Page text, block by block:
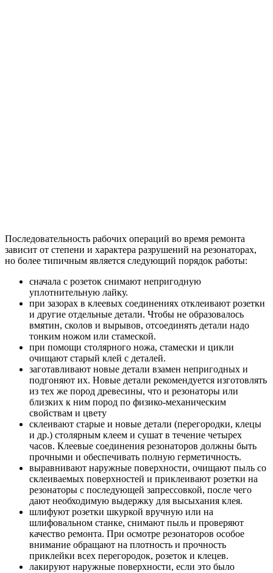
Последовательность рабочих операций во время ремонта
зависит от степени и характера разрушений на резонаторах,
но более типичным является следующий порядок работы:
сначала с розеток снимают непригодную
уплотнительную лайку.
при зазорах в клеевых соединениях отклеивают розетки
и другие отдельные детали. Чтобы не образовалось
вмятин, сколов и вырывов, отсоединять детали надо
тонким ножом или стамеской.
при помощи столярного ножа, стамески и цикли
очищают старый клей c деталей.
заготавливают новые детали взамен непригодных и
подгоняют их. Новые детали рекомендуется изготовлять
из тех же пород древесины, что и резонаторы или
близких к ним пород по физико-мехaничeским
свойствам и цвету
склеивают старые и новые детали (перегородки, клецы
и др.) столярным клеем и сушат в течение четырех
часов. Клеевые соединения резонаторов должны быть
прочными и обеспечивать полную герметичность.
выравнивают наружные поверхности, очищают пыль со
склеиваемых поверхностей и приклеивают розетки на
резонаторы c последующей запрессовкой, после чего
дают необходимую выдержку для высыхания клея.
шлифуют розетки шкуркой вручную или на
шлифовальном станке, снимают пыль и проверяют
качество ремонта. При осмотре резонаторов особое
внимание обращают на плотность и прочность
приклейки всех перегородок, розеток и клецев.
лакируют наружные поверхности, если это было